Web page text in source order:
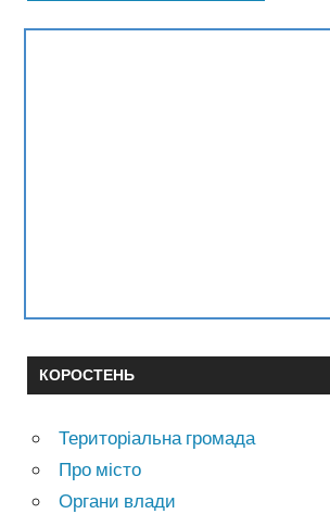
КОРОСТЕНЬ
Територіальна громада
Про місто
Органи влади